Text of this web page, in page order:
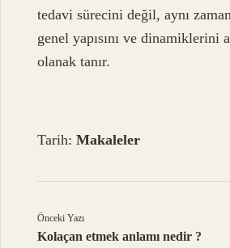
tedavi sürecini değil, aynı
genel yapısını ve dinamiklerini
olanak tanır.
Tarih:Makaleler
Önceki Yazı
Kolaçan etmek anlamı nedir ?